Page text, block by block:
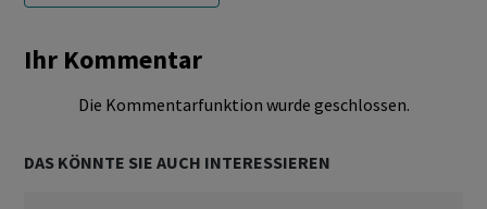
Ihr Kommentar
Die Kommentarfunktion wurde geschlossen.
DAS KÖNNTE SIE AUCH INTERESSIEREN